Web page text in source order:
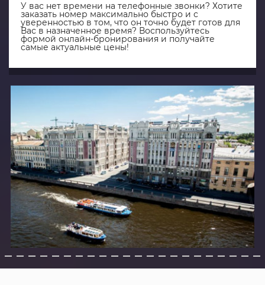
У вас нет времени на телефонные звонки? Хотите
заказать номер максимально быстро и с
уверенностью в том, что он точно будет готов для
Вас в назначенное время? Воспользуйтесь
формой онлайн-бронирования и получайте
самые актуальные цены!